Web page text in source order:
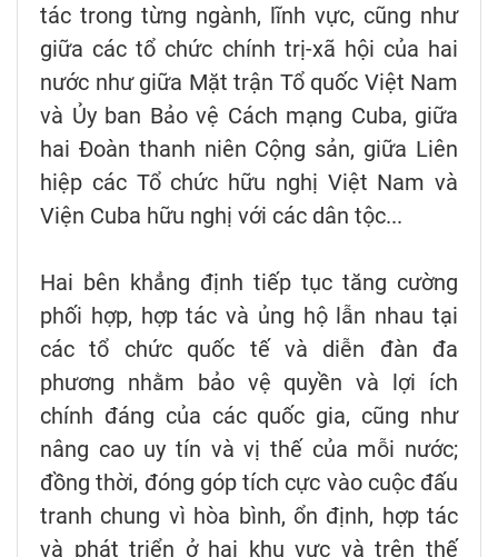
tác trong từng ngành, lĩnh vực, cũng như
giữa các tổ chức chính trị-xã hội của hai
nước như giữa Mặt trận Tổ quốc Việt Nam
và Ủy ban Bảo vệ Cách mạng Cuba, giữa
hai Đoàn thanh niên Cộng sản, giữa Liên
hiệp các Tổ chức hữu nghị Việt Nam và
Viện Cuba hữu nghị với các dân tộc...
Hai bên khẳng định tiếp tục tăng cường
phối hợp, hợp tác và ủng hộ lẫn nhau tại
các tổ chức quốc tế và diễn đàn đa
phương nhằm bảo vệ quyền và lợi ích
chính đáng của các quốc gia, cũng như
nâng cao uy tín và vị thế của mỗi nước;
đồng thời, đóng góp tích cực vào cuộc đấu
tranh chung vì hòa bình, ổn định, hợp tác
và phát triển ở hai khu vực và trên thế